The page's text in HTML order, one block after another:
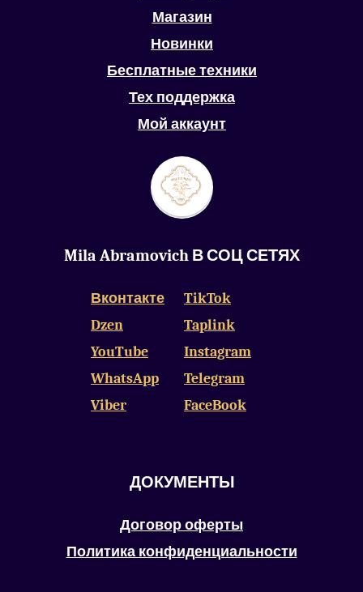
РИТУАЛ «В РУКАХ
СУДЬБЫ»
ЗАКУП НА
ЖИЗНЬ ДЛЯ УДАЧИ!
Mila Abramovich В СОЦ СЕТЯХ
ДОКУМЕНТЫ
Магазин
Договор оферты
Новинки
Политика конфиденциальности
Тех поддержка
Мой аккаунт
Бесплатные техники
Вконтакте
Dzen
YouTube
Telegram
TikTok
Taplink
WhatsApp
Viber
FaceBook
Instagram